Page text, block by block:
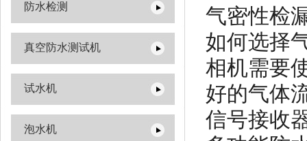
防水检测
真空防水测试机
试水机
泡水机
气密性检
如何选择
相机需要
好的气体
信号接收